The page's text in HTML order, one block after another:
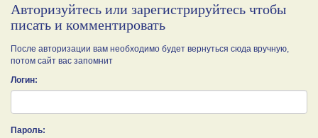
Авторизуйтесь или зарегистрируйтесь чтобы
писать и комментировать
После авторизации вам необходимо будет вернуться сюда вручную,
потом сайт вас запомнит
Логин:
Пароль: